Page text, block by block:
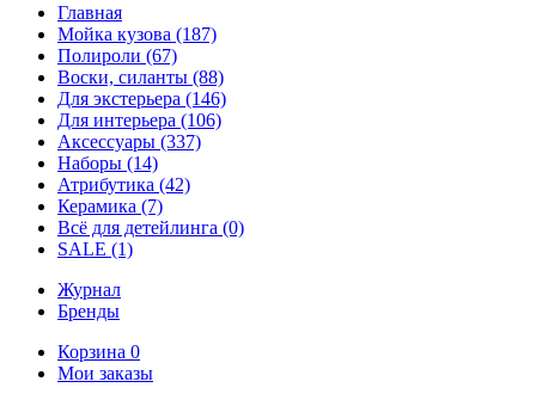
Главная
Мойка кузова (187)
Полироли (67)
Воски, силанты (88)
Для экстерьера (146)
Для интерьера (106)
Аксессуары (337)
Наборы (14)
Атрибутика (42)
Керамика (7)
Всё для детейлинга (0)
SALE (1)
Журнал
Бренды
Корзина 0
Мои заказы